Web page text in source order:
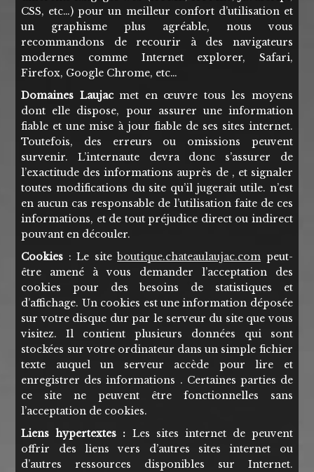
CSS, etc…) pour un meilleur confort d’utilisation et
un graphisme plus agréable, nous vous
recommandons de recourir à des navigateurs
modernes comme Internet explorer, Safari,
Firefox, Google Chrome, etc…
Domaines Laujacmet en œuvre tous les moyens
dont elle dispose, pour assurer une information
fiable et une mise à jour fiable de ses sites internet.
Toutefois, des erreurs ou omissions peuvent
survenir. L’internaute devra donc s’assurer de
l’exactitude des informations auprès de , et signaler
toutes modifications du site qu’il jugerait utile. n’est
en aucun cas responsable de l’utilisation faite de ces
informations, et de tout préjudice direct ou indirect
pouvant en découler.
Cookies : Le siteboutique.chateaulaujac.com peut-
être amené à vous demander l’acceptation des
cookies pour des besoins de statistiques et
d’affichage. Un cookies est une information déposée
sur votre disque dur par le serveur du site que vous
visitez. Il contient plusieurs données qui sont
stockées sur votre ordinateur dans un simple fichier
texte auquel un serveur accède pour lire et
enregistrer des informations . Certaines parties de
ce site ne peuvent être fonctionnelles sans
l’acceptation de cookies.
Liens hypertextes : Les sites internet de peuvent
offrir des liens vers d’autres sites internet ou
d’autres ressources disponibles sur Internet.